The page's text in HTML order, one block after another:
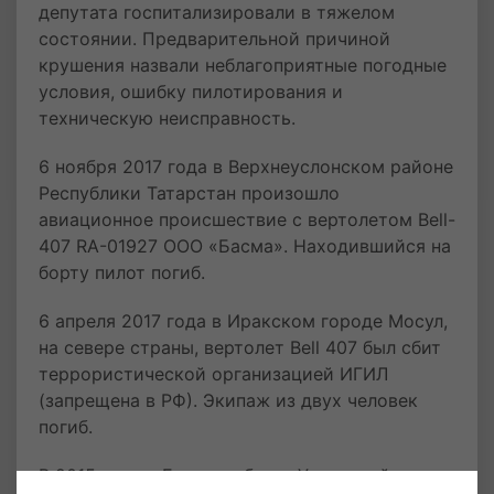
депутата госпитализировали в тяжелом
состоянии. Предварительной причиной
крушения назвали неблагоприятные погодные
условия, ошибку пилотирования и
техническую неисправность.
6 ноября 2017 года в Верхнеуслонском районе
Республики Татарстан произошло
авиационное происшествие с вертолетом Bell-
407 RA-01927 ООО «Басма». Находившийся на
борту пилот погиб.
6 апреля 2017 года в Иракском городе Мосул,
на севере страны, вертолет Bell 407 был сбит
террористической организацией ИГИЛ
(запрещена в РФ). Экипаж из двух человек
погиб.
В 2015 году в Екатеринбурге Уральский завод